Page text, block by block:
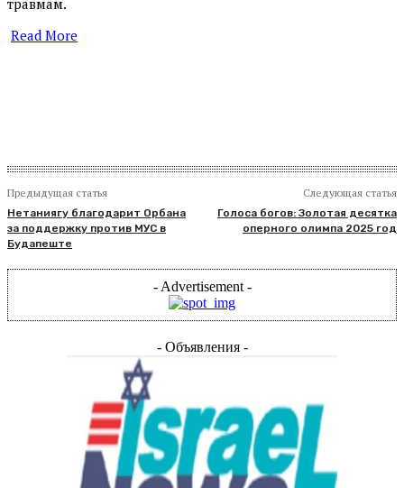
Read More
Предыдущая статья
Нетаниягу благодарит Орбана
за поддержку против МУС в
Будапеште
Следующая статья
Голоса богов: Золотая десятка
оперного олимпа 2025 год
- Advertisement -
- Объявления -